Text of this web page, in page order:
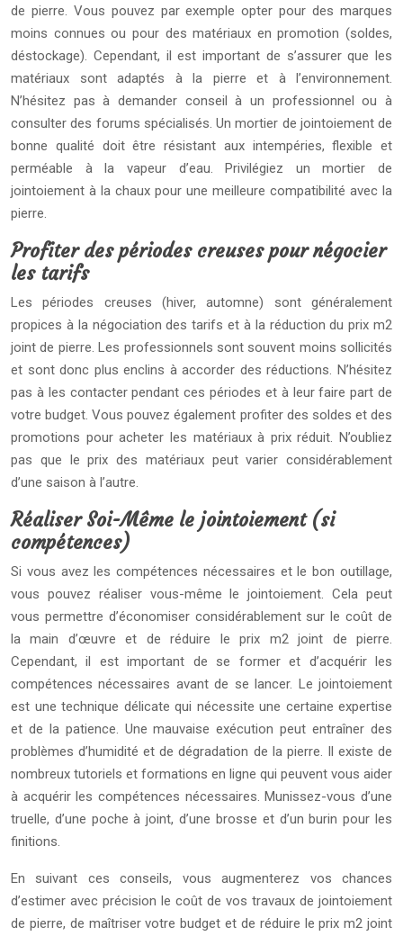
de pierre. Vous pouvez par exemple opter pour des marques
moins connues ou pour des matériaux en promotion (soldes,
déstockage). Cependant, il est important de s’assurer que les
matériaux sont adaptés à la pierre et à l’environnement.
N’hésitez pas à demander conseil à un professionnel ou à
consulter des forums spécialisés. Un mortier de jointoiement de
bonne qualité doit être résistant aux intempéries, flexible et
perméable à la vapeur d’eau. Privilégiez un mortier de
jointoiement à la chaux pour une meilleure compatibilité avec la
pierre.
Profiter des périodes creuses pour négocier
les tarifs
Les périodes creuses (hiver, automne) sont généralement
propices à la négociation des tarifs et à la réduction du prix m2
joint de pierre. Les professionnels sont souvent moins sollicités
et sont donc plus enclins à accorder des réductions. N’hésitez
pas à les contacter pendant ces périodes et à leur faire part de
votre budget. Vous pouvez également profiter des soldes et des
promotions pour acheter les matériaux à prix réduit. N’oubliez
pas que le prix des matériaux peut varier considérablement
d’une saison à l’autre.
Réaliser Soi-Même le jointoiement (si
compétences)
Si vous avez les compétences nécessaires et le bon outillage,
vous pouvez réaliser vous-même le jointoiement. Cela peut
vous permettre d’économiser considérablement sur le coût de
la main d’œuvre et de réduire le prix m2 joint de pierre.
Cependant, il est important de se former et d’acquérir les
compétences nécessaires avant de se lancer. Le jointoiement
est une technique délicate qui nécessite une certaine expertise
et de la patience. Une mauvaise exécution peut entraîner des
problèmes d’humidité et de dégradation de la pierre. Il existe de
nombreux tutoriels et formations en ligne qui peuvent vous aider
à acquérir les compétences nécessaires. Munissez-vous d’une
truelle, d’une poche à joint, d’une brosse et d’un burin pour les
finitions.
En suivant ces conseils, vous augmenterez vos chances
d’estimer avec précision le coût de vos travaux de jointoiement
de pierre, de maîtriser votre budget et de réduire le prix m2 joint